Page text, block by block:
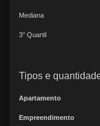
Mediana
3° Quartil
Tipos e
Apartamento
Empreendimento